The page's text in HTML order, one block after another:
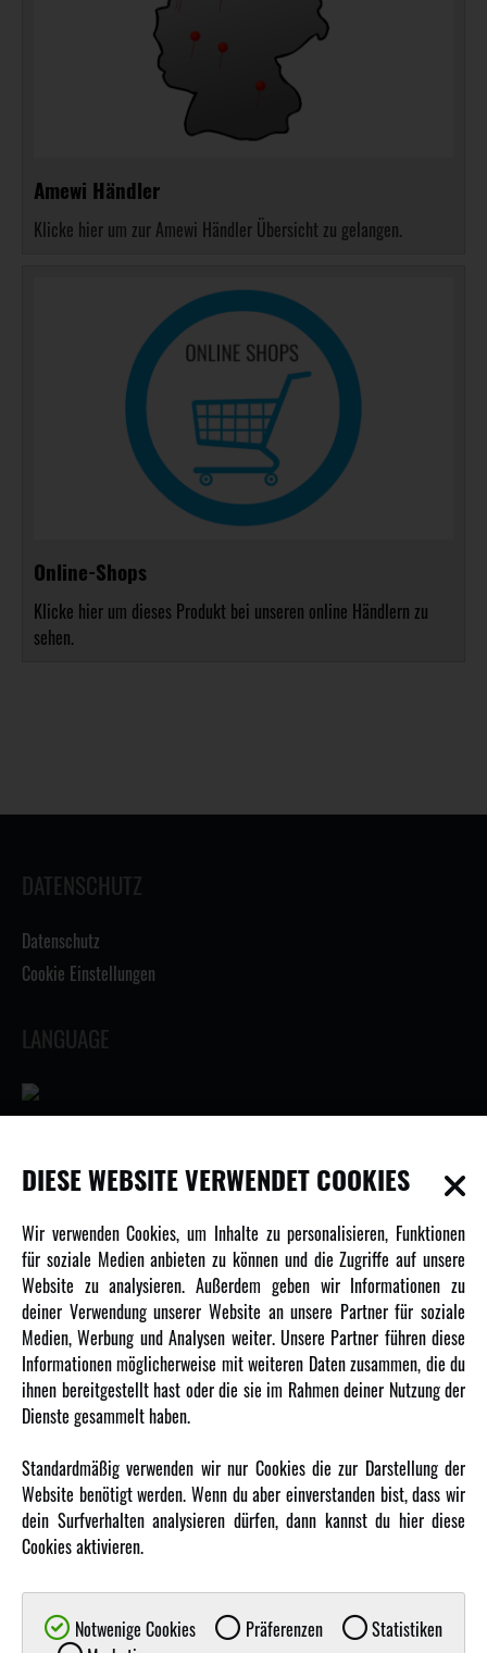
Amewi Händler
Klicke hier um zur Amewi Händler Übersicht zu gelangen.
Online-Shops
Klicke hier um dieses Produkt bei unseren online Händlern zu
sehen.
DATENSCHUTZ
Datenschutz
Cookie Einstellungen
LANGUAGE
INFORMATIONEN
Newsletter
Über uns
Karriere
Amewi Kataloge
MEHR VON AMEWI
AMXRacing - Qualitäts RC-Zubehör
Amewi Construction - Nutzfahrzeuge
Malinos - Die kreative Seite von Amewi
Werden Sie Amewi Händler
DIESE WEBSITE VERWENDET COOKIES
Wir verwenden Cookies, um Inhalte zu personalisieren, Funktionen
für soziale Medien anbieten zu können und die Zugriffe auf unsere
Website zu analysieren. Außerdem geben wir Informationen zu
deiner Verwendung unserer Website an unsere Partner für soziale
Medien, Werbung und Analysen weiter. Unsere Partner führen diese
Informationen möglicherweise mit weiteren Daten zusammen, die du
ihnen bereitgestellt hast oder die sie im Rahmen deiner Nutzung der
Dienste gesammelt haben.
Standardmäßig verwenden wir nur Cookies die zur Darstellung der
Website benötigt werden. Wenn du aber einverstanden bist, dass wir
dein Surfverhalten analysieren dürfen, dann kannst du hier diese
Cookies aktivieren.
Notwenige Cookies Präferenzen
Statistiken